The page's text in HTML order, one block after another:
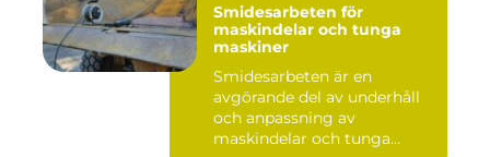
Smidesarbeten för
maskindelar och tunga
maskiner
Smidesarbeten är en
avgörande del av underhåll
och anpassning av
maskindelar och tunga